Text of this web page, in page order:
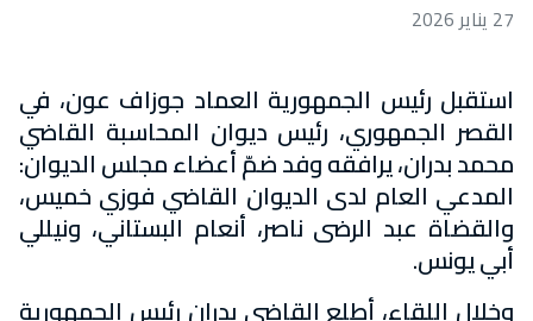
27 يناير 2026
استقبل رئيس الجمهورية العماد جوزاف عون، في
القصر الجمهوري، رئيس ديوان المحاسبة القاضي
محمد بدران، يرافقه وفد ضمّ أعضاء مجلس الديوان:
المدعي العام لدى الديوان القاضي فوزي خميس،
والقضاة عبد الرضى ناصر، أنعام البستاني، ونيللي
أبي يونس.
وخلال اللقاء، أطلع القاضي بدران رئيس الجمهورية